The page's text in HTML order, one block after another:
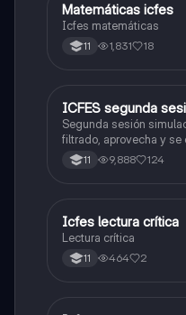
ICFES: Matemáticas
Matemáticas icfes
Icfes matemáticas
11 1,831 18
ICFES: Lectura Crítica
ICFES segunda
Segunda sesión
filtrado, aprovecha y se
poder ingresar a
carrera con la que tanto
11 9,888 124
Lengua Castellana
Icfes lectura crítica
Lectura crítica
11 464 2